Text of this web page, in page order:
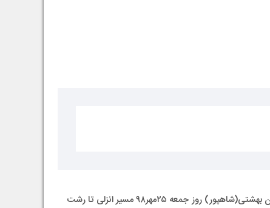
بمناسبت هفته تربیت بدنی همانند سالهای گذشته تعدادی از ورزشکاران از جمله لیدو رابونیک و شاهد حرفت کار دانش‌آموخته ۶۸ دبیرستان بهشتی(شاهپور) روز جمعه ۲۵مهر۹۸ مسیر انزلی تا رشت